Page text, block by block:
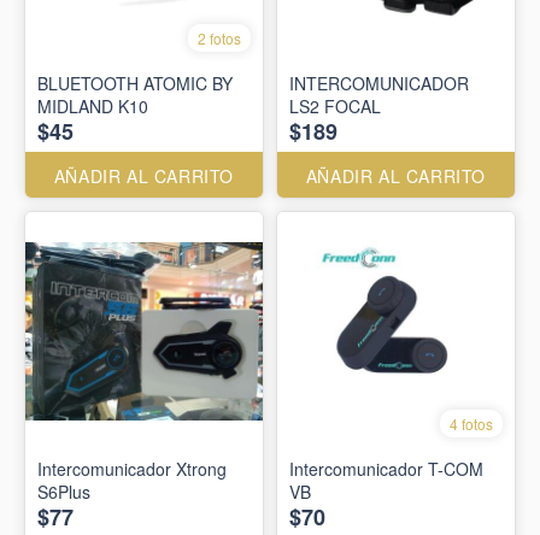
2 fotos
BLUETOOTH ATOMIC BY
MIDLAND K10
$45
AÑADIR AL CARRITO
INTERCOMUNICADOR
LS2 FOCAL
$189
AÑADIR AL CARRITO
Intercomunicador Xtrong
S6Plus
$77
4 fotos
Intercomunicador T-COM
VB
$70